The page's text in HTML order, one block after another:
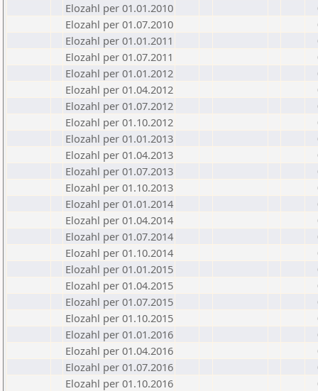
Elozahl per 01.01.2010
Elozahl per 01.07.2010
Elozahl per 01.01.2011
Elozahl per 01.07.2011
Elozahl per 01.01.2012
Elozahl per 01.04.2012
Elozahl per 01.07.2012
Elozahl per 01.10.2012
Elozahl per 01.01.2013
Elozahl per 01.04.2013
Elozahl per 01.07.2013
Elozahl per 01.10.2013
Elozahl per 01.01.2014
Elozahl per 01.04.2014
Elozahl per 01.07.2014
Elozahl per 01.10.2014
Elozahl per 01.01.2015
Elozahl per 01.04.2015
Elozahl per 01.07.2015
Elozahl per 01.10.2015
Elozahl per 01.01.2016
Elozahl per 01.04.2016
Elozahl per 01.07.2016
Elozahl per 01.10.2016